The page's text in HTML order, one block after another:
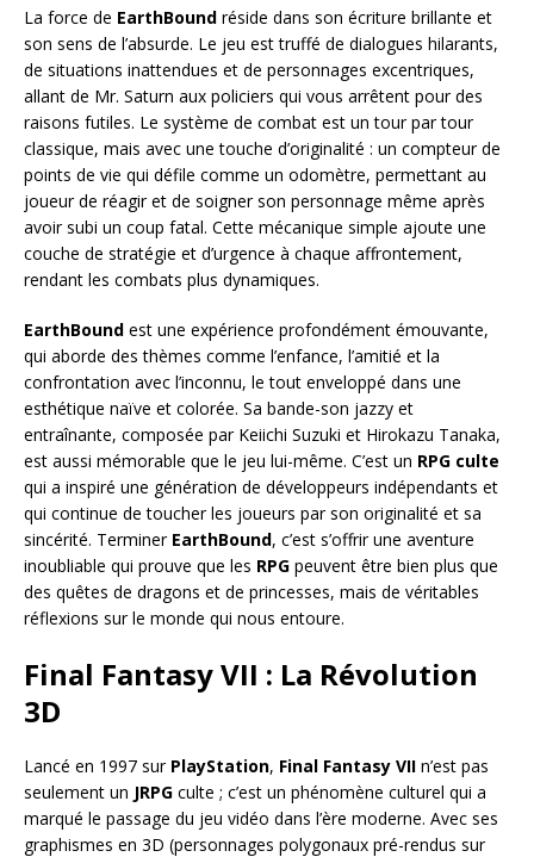
La force de EarthBound réside dans son écriture brillante et
son sens de l’absurde. Le jeu est truffé de dialogues hilarants,
de situations inattendues et de personnages excentriques,
allant de Mr. Saturn aux policiers qui vous arrêtent pour des
raisons futiles. Le système de combat est un tour par tour
classique, mais avec une touche d’originalité : un compteur de
points de vie qui défile comme un odomètre, permettant au
joueur de réagir et de soigner son personnage même après
avoir subi un coup fatal. Cette mécanique simple ajoute une
couche de stratégie et d’urgence à chaque affrontement,
rendant les combats plus dynamiques.
EarthBound est une expérience profondément émouvante,
qui aborde des thèmes comme l’enfance, l’amitié et la
confrontation avec l’inconnu, le tout enveloppé dans une
esthétique naïve et colorée. Sa bande-son jazzy et
entraînante, composée par Keiichi Suzuki et Hirokazu Tanaka,
est aussi mémorable que le jeu lui-même. C’est un RPG culte
qui a inspiré une génération de développeurs indépendants et
qui continue de toucher les joueurs par son originalité et sa
sincérité. Terminer EarthBound, c’est s’offrir une aventure
inoubliable qui prouve que les RPG peuvent être bien plus que
des quêtes de dragons et de princesses, mais de véritables
réflexions sur le monde qui nous entoure.
Final Fantasy VII : La Révolution
3D
Lancé en 1997 sur PlayStation, Final Fantasy VII n’est pas
seulement un JRPG culte ; c’est un phénomène culturel qui a
marqué le passage du jeu vidéo dans l’ère moderne. Avec ses
graphismes en 3D (personnages polygonaux pré-rendus sur